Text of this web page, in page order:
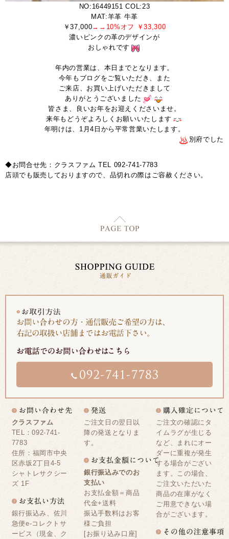
NO:16449151 COL:23
MAT:羊革 牛革
￥37,000→→10%オフ ￥33,300
濃いピンクの革のデザインが
おしゃれです
年内の営業は、本日までとなります。
今年もブログをご覧いただき、また
ご来店、お買い上げいただきまして
ありがとうございました
皆さま、良いお年をお迎えくださいませ。
来年もどうぞよろしくお願いいたします
年明けは、1月4日から平常営業いたします。
別府でした
◆お問合せ先：クラスファム TEL 092-741-7783
店頭でも販売しておりますので、品切れの際はご容赦ください。
クラスファム
TEL：092-741-
7783
住所：福岡市中央
区赤坂2丁目4-5
シャトレサクシー
ズ 1F
銀行振込み、佐川
急便e-コレクトサ
ービス（現金、ク
ご注文日の翌日以
降の発送となりま
す。
銀行振込みでのお
支払い
お支払金額＝商品
代金+送料
振込手数料はお客
様ご負担
[お振り込み口座]
ご注文の確認にタ
イムラグが生じる
など、まれにオー
ダーに重複が発生
する場合がござい
ます。この場合、
ご注文いただいた
商品の在庫がなく
ご用意できない場
合がございます。